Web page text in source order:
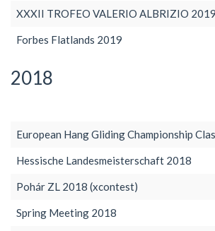
XXXII TROFEO VALERIO ALBRIZIO 2019
Forbes Flatlands 2019
2018
European Hang Gliding Championship
Hessische Landesmeisterschaft 2018
Pohár ZL 2018 (xcontest)
Spring Meeting 2018